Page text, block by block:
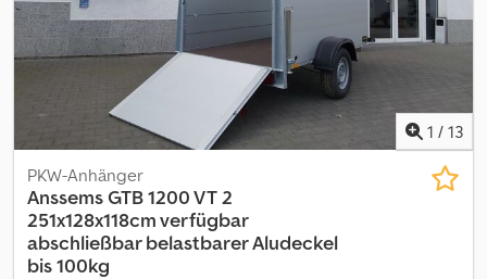
Ringösen, Deckel abschließbar mit Reling und Hebehilfe,
Heckrampe abschließbar abnehmbar, Stützrad, Heckstützen.....
Rechnung ausgewiesene MwSt Garantie - Anhänger Händler seit
über 35 Jahren Verkauf telefonische Bestellannahme zu
unseren Öffnungszeiten Montags-Freitags Crjdpozrg R Rjfx Ab
Hef oder rund um die Uhr über unseren trailershop
Urheberrecht - Markenschutz GTB1200VT3 08/26
1 / 13
PKW-Anhänger
AnssemsGTB 1200 VT 2
251x128x118cm verfügbar
abschließbar belastbarer Aludeckel
bis 100kg